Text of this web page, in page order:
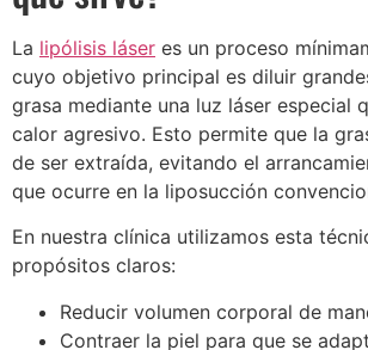
La lipólisis láser es un proceso
cuyo objetivo principal es diluir
grasa mediante una luz láser especial
calor agresivo. Esto permite que la
de ser extraída, evitando el
que ocurre en la liposucción
En nuestra clínica utilizamos esta
propósitos claros:
Reducir volumen corporal de
Contraer la piel para que se